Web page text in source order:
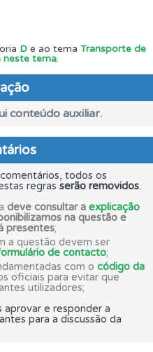
D e ao tema Transporte de
neste tema.
conteúdo auxiliar.
todos os
regras serão removidos.
deve consultar a explicação
na questão e
presentes;
a questão devem ser
de contacto;
com o código da
oficiais para evitar que
utilizadores;
aprovar e responder a
para a discussão da